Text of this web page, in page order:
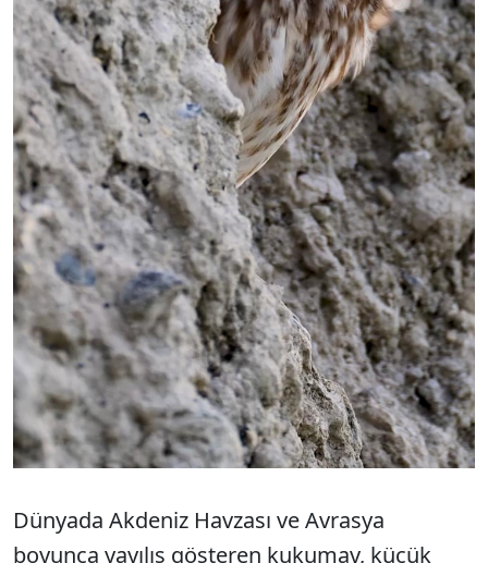
Dünyada Akdeniz Havzası ve Avrasya
boyunca yayılış gösteren kukumav, küçük